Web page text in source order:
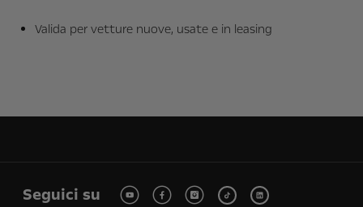
Valida per vetture nuove, usate e in leasing
Seguici su